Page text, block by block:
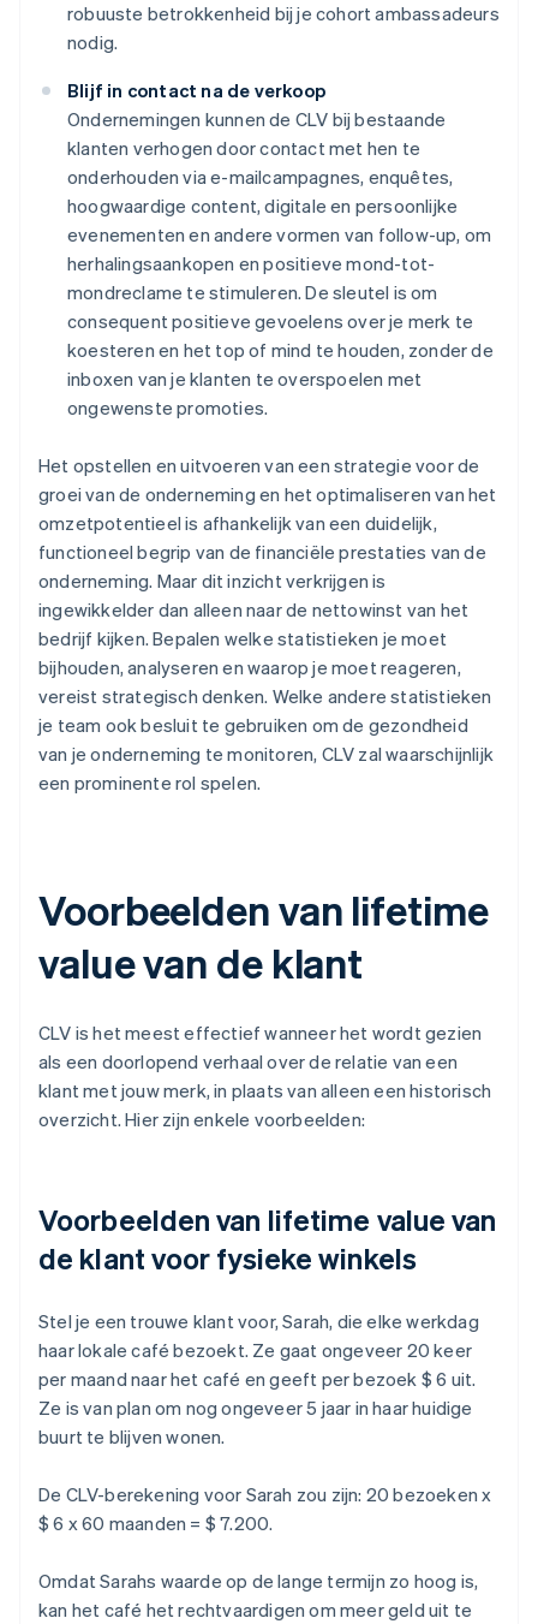
robuuste betrokkenheid bij je cohort ambassadeurs
nodig.
Blijf in contact na de verkoop
Ondernemingen kunnen de CLV bij bestaande
klanten verhogen door contact met hen te
onderhouden via e-mailcampagnes, enquêtes,
hoogwaardige content, digitale en persoonlijke
evenementen en andere vormen van follow-up, om
herhalingsaankopen en positieve mond-tot-
mondreclame te stimuleren. De sleutel is om
consequent positieve gevoelens over je merk te
koesteren en het top of mind te houden, zonder de
inboxen van je klanten te overspoelen met
ongewenste promoties.
Het opstellen en uitvoeren van een strategie voor de
groei van de onderneming en het optimaliseren van het
omzetpotentieel is afhankelijk van een duidelijk,
functioneel begrip van de financiële prestaties van de
onderneming. Maar dit inzicht verkrijgen is
ingewikkelder dan alleen naar de nettowinst van het
bedrijf kijken. Bepalen welke statistieken je moet
bijhouden, analyseren en waarop je moet reageren,
vereist strategisch denken. Welke andere statistieken
je team ook besluit te gebruiken om de gezondheid
van je onderneming te monitoren, CLV zal waarschijnlijk
een prominente rol spelen.
Voorbeelden van lifetime
value van de klant
CLV is het meest effectief wanneer het wordt gezien
als een doorlopend verhaal over de relatie van een
klant met jouw merk, in plaats van alleen een historisch
overzicht. Hier zijn enkele voorbeelden:
Voorbeelden van lifetime value van
de klant voor fysieke winkels
Stel je een trouwe klant voor, Sarah, die elke werkdag
haar lokale café bezoekt. Ze gaat ongeveer 20 keer
per maand naar het café en geeft per bezoek $ 6 uit.
Ze is van plan om nog ongeveer 5 jaar in haar huidige
buurt te blijven wonen.
De CLV-berekening voor Sarah zou zijn: 20 bezoeken x
$ 6 x 60 maanden = $ 7.200.
Omdat Sarahs waarde op de lange termijn zo hoog is,
kan het café het rechtvaardigen om meer geld uit te